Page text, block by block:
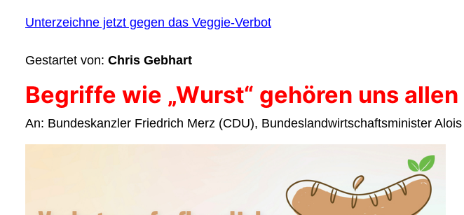
Unterzeichne jetzt gegen das Veggie-Verbot
Gestartet von: Chris Gebhart
Begriffe wie „Wurst“ gehören uns
An: Bundeskanzler Friedrich Merz (CDU), Bundeslandwirtschaftsminister